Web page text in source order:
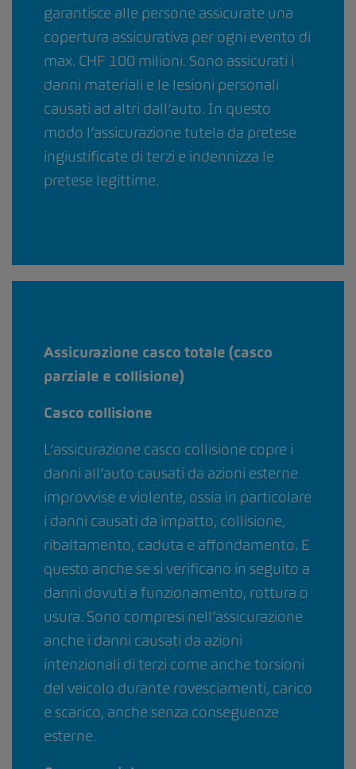
garantisce alle persone assicurate una
copertura assicurativa per ogni evento di
max. CHF 100 milioni. Sono assicurati i
danni materiali e le lesioni personali
causati ad altri dall’auto. In questo
modo l’assicurazione tutela da pretese
ingiustificate di terzi e indennizza le
pretese legittime.
Assicurazione casco totale (casco
parziale e collisione)
Casco collisione
L’assicurazione casco collisione copre i
danni all’auto causati da azioni esterne
improvvise e violente, ossia in particolare
i danni causati da impatto, collisione,
ribaltamento, caduta e affondamento. E
questo anche se si verificano in seguito a
danni dovuti a funzionamento, rottura o
usura. Sono compresi nell’assicurazione
anche i danni causati da azioni
intenzionali di terzi come anche torsioni
del veicolo durante rovesciamenti, carico
e scarico, anche senza conseguenze
esterne.